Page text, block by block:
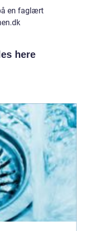
en faglært
here